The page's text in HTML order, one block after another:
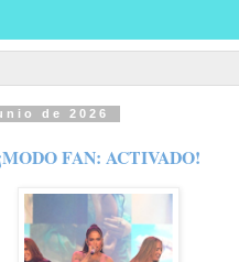
de 2026
FAN: ACTIVADO!